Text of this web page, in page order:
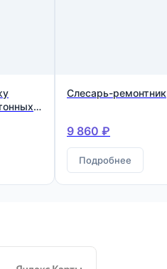
Слесарь-ремонтник
9 860 ₽
Подробнее